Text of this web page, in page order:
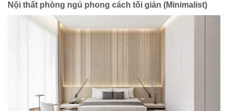
Nội thất phòng ngủ phong cách tối giản (Minimalist)